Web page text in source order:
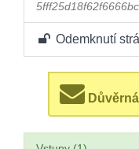
Odemknutí